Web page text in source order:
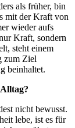
als früher, bin
mit der Kraft von
wieder aufs
Kraft, sondern
steht einem
zum Ziel
beinhaltet.
nicht bewusst.
lebe, ist es für